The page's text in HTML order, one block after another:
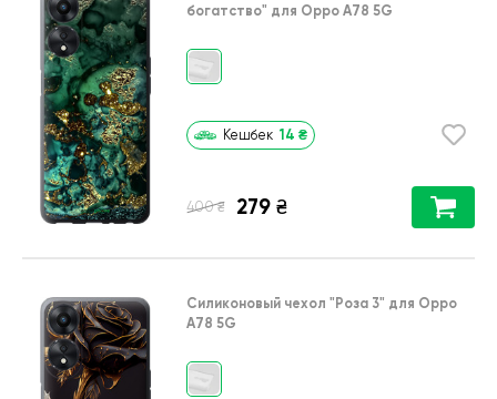
богатство" для Oppo A78 5G
Кешбек 14 ₴
400 ₴ 279 ₴
Силиконовый чехол "Роза 3" для Oppo
A78 5G